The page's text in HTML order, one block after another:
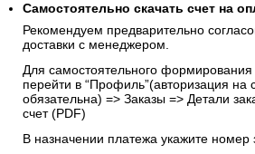
Самостоятельно скачать счет на
Рекомендуем предварительно
доставки с менеджером.
Для самостоятельного
перейти в “Профиль”(авторизация на
обязательна) => Заказы => Детали
счет (PDF)
В назначении платежа укажите номер